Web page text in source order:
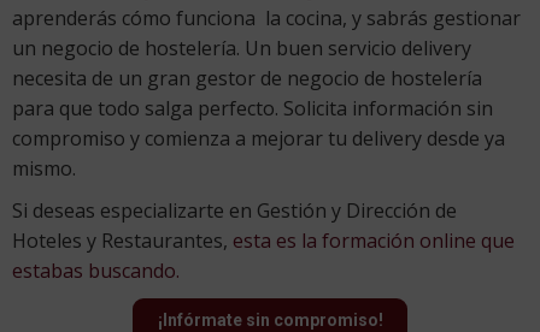
aprenderás cómo funciona la cocina, y sabrás gestionar
un negocio de hostelería. Un buen servicio delivery
necesita de un gran gestor de negocio de hostelería
para que todo salga perfecto. Solicita información sin
compromiso y comienza a mejorar tu delivery desde ya
mismo.
Si deseas especializarte en Gestión y Dirección de
Hoteles y Restaurantes, esta es la formación online que
estabas buscando.
¡Infórmate sin compromiso!